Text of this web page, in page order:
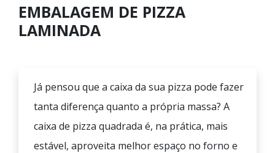
EMBALAGEM DE PIZZA
LAMINADA
Já pensou que a caixa da sua pizza pode fazer
tanta diferença quanto a própria massa? A
caixa de pizza quadrada é, na prática, mais
estável, aproveita melhor espaço no forno e